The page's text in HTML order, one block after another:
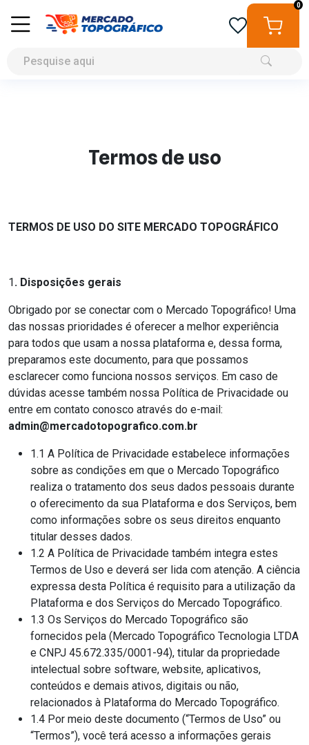
0
Termos de uso
TERMOS DE USO DO SITE MERCADO TOPOGRÁFICO
1. Disposições gerais
Obrigado por se conectar com o Mercado Topográfico! Uma
das nossas prioridades é oferecer a melhor experiência
para todos que usam a nossa plataforma e, dessa forma,
preparamos este documento, para que possamos
esclarecer como funciona nossos serviços. Em caso de
dúvidas acesse também nossa Política de Privacidade ou
entre em contato conosco através do e-mail:
admin@mercadotopografico.com.br
1.1 A Política de Privacidade estabelece informações
sobre as condições em que o Mercado Topográfico
realiza o tratamento dos seus dados pessoais durante
o oferecimento da sua Plataforma e dos Serviços, bem
como informações sobre os seus direitos enquanto
titular desses dados.
1.2 A Política de Privacidade também integra estes
Termos de Uso e deverá ser lida com atenção. A ciência
expressa desta Política é requisito para a utilização da
Plataforma e dos Serviços do Mercado Topográfico.
1.3 Os Serviços do Mercado Topográfico são
fornecidos pela (Mercado Topográfico Tecnologia LTDA
e CNPJ 45.672.335/0001-94), titular da propriedade
intelectual sobre software, website, aplicativos,
conteúdos e demais ativos, digitais ou não,
relacionados à Plataforma do Mercado Topográfico.
1.4 Por meio deste documento (“Termos de Uso” ou
“Termos”), você terá acesso a informações gerais